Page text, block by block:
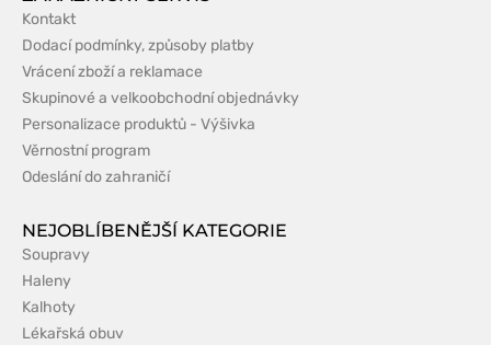
Kontakt
Dodací podmínky, způsoby platby
Vrácení zboží a reklamace
Skupinové a velkoobchodní objednávky
Personalizace produktů - Výšivka
Věrnostní program
Odeslání do zahraničí
NEJOBLÍBENĚJŠÍ KATEGORIE
Soupravy
Haleny
Kalhoty
Lékařská obuv